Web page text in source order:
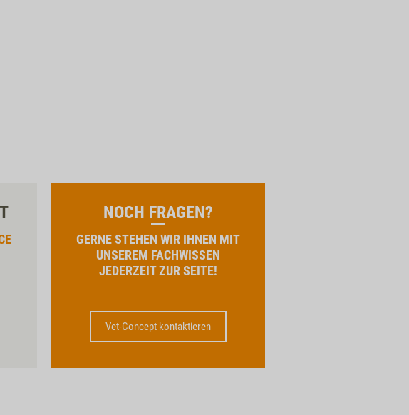
NOCH FRAGEN?
GERNE STEHEN WIR IHNEN MIT
UNSEREM FACHWISSEN
JEDERZEIT ZUR SEITE!
Vet-Concept kontaktieren